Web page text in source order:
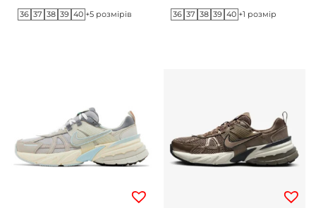
36 37 38 39 40 +5 розмірів 36 37 38 39 40 +1 розмір